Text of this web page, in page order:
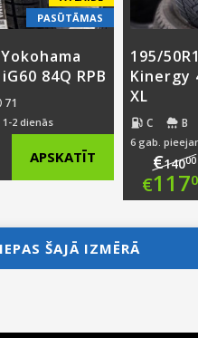
PASŪTĀMAS
84Q RPB
71
2 dienās
APSKATĪT
195/
Kinergy
XL
C B
6 gab.
€14000
€117
ŠAJĀ IZMĒRĀ